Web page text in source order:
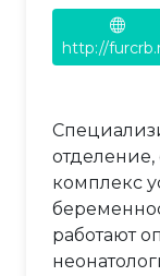
http://
комплекс
работают